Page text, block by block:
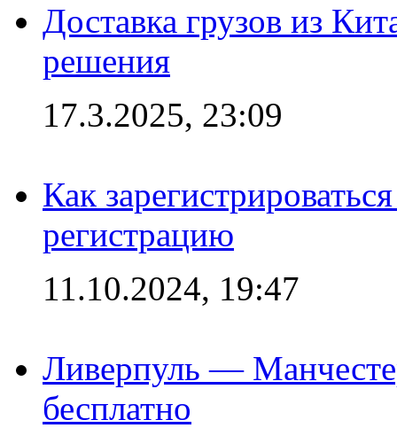
Доставка грузов из
решения
17.3.2025, 23:09
Как
регистрацию
11.10.2024, 19:47
Ливерпуль —
бесплатно